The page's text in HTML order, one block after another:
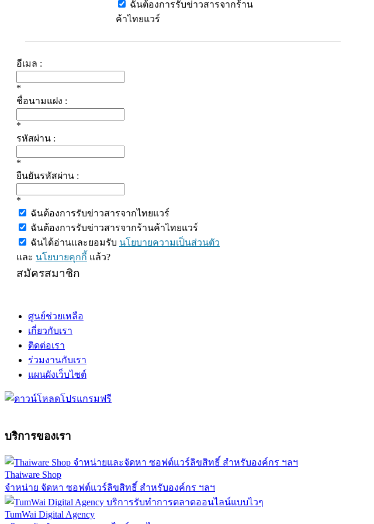
ฉันต้องการรับข่าวสารจากร้าน
ค้าไทยแวร์
อีเมล :
*
ชื่อนามแฝง :
*
รหัสผ่าน :
*
ยืนยันรหัสผ่าน :
*
ฉันต้องการรับข่าวสารจากไทยแวร์
ฉันต้องการรับข่าวสารจากร้านค้าไทยแวร์
ฉันได้อ่านและยอมรับ นโยบายความเป็นส่วนตัว
และ นโยบายคุกกี้ แล้ว?
สมัครสมาชิก
ศูนย์ช่วยเหลือ
เกี่ยวกับเรา
ติดต่อเรา
ร่วมงานกับเรา
แผนผังเว็บไซต์
บริการของเรา
Thaiware Shop
จำหน่าย จัดหา ซอฟต์แวร์ลิขสิทธิ์ สำหรับองค์กร ฯลฯ
TumWai Digital Agency